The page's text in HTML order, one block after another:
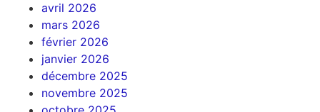
avril 2026
mars 2026
février 2026
janvier 2026
décembre 2025
novembre 2025